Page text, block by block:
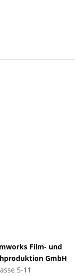
Film- und
GmbH
5-11